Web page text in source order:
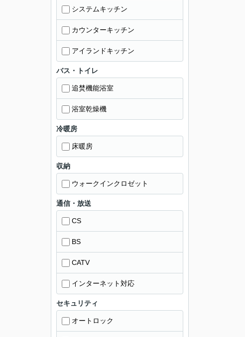
システムキッチン
カウンターキッチン
アイランドキッチン
バス・トイレ
追焚機能浴室
浴室乾燥機
冷暖房
床暖房
収納
ウォークインクロゼット
通信・放送
CS
BS
CATV
インターネット対応
セキュリティ
オートロック